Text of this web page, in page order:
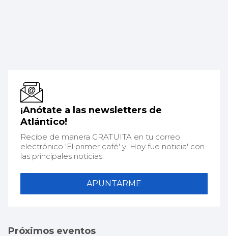
¡Anótate a las newsletters de
Atlántico!
Recibe de manera GRATUITA en tu correo
electrónico 'El primer café' y 'Hoy fue noticia' con
las principales noticias.
APUNTARME
Próximos eventos